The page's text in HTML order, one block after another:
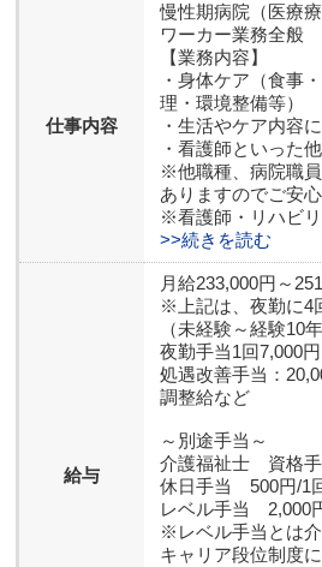
仕事内容
慢性期病院（医療
ワーカー業務全般
【業務内容】
・身体ケア（食事
理・環境整備等）
・生活やケア内容
・看護師といった
※他職種、病院職
ありますのでご安
※看護師・リハビ
>>続きを読む
給与
月給233,000円～
※上記は、夜勤に4
（未経験～経験10年
夜勤手当1回7,000円
処遇改善手当：
調整給など
～別途手当～
介護福祉士 資格
休日手当 500円/1
レベル手当 2,000
※レベル手当とは
キャリア段位制度